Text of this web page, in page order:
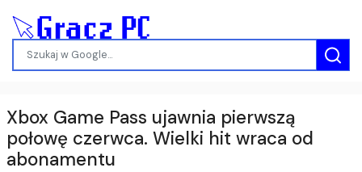
Xbox Game Pass ujawnia pierwszą
połowę czerwca. Wielki hit wraca od
abonamentu